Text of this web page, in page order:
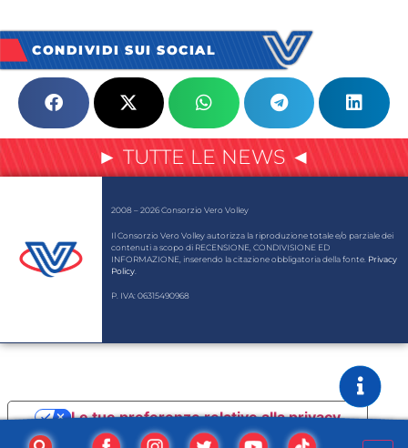
CONDIVIDI SUI SOCIAL
► TUTTE LE NEWS ◄
2008 – 2026 Consorzio Vero Volley
Il Consorzio Vero Volley autorizza la riproduzione totale e/o parziale dei
contenuti a scopo di RECENSIONE, CONDIVISIONE ED
INFORMAZIONE, inserendo la citazione obbligatoria della fonte. Privacy
Policy
P. IVA: 06315490968
Le tue preferenze relative alla privacy